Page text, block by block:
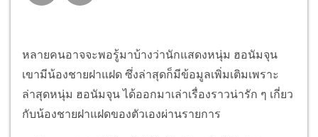
หลายคนอาจจะพอรู้มาบ้างว่านักแสดงหนุ่ม ฮอนัมจุน
เขามีน้องชายฝาแฝด ซึ่งล่าสุดก็มีข้อมูลเพิ่มเติมเพราะ
ล่าสุดหนุ่ม ฮอนัมจุน ได้ออกมาเล่าเรื่องราวน่ารัก ๆ เกี่ยว
กับน้องชายฝาแฝดของตัวเองผ่านรายการ